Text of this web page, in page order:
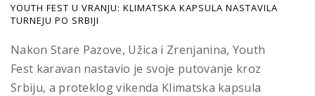
YOUTH FEST U VRANJU: KLIMATSKA KAPSULA NASTAVILA
TURNEJU PO SRBIJI
Nakon Stare Pazove, Užica i Zrenjanina, Youth
Fest karavan nastavio je svoje putovanje kroz
Srbiju, a proteklog vikenda Klimatska kapsula